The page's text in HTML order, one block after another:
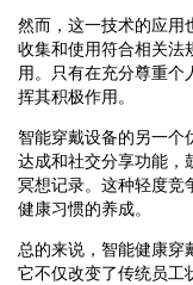
然而，这一技术的应用
收集和使用符合相关法
用。只有在充分尊重个
挥其积极作用。
智能穿戴设备的另一个
达成和社交分享功能，
冥想记录。这种轻度竞
健康习惯的养成。
总的来说，智能健康穿
它不仅改变了传统员工